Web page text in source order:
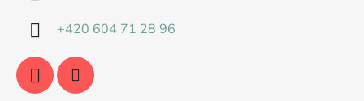
+420 604 71 28 96